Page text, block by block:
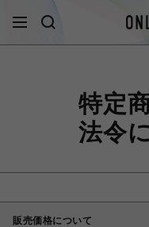
特定
法令
販売価格について